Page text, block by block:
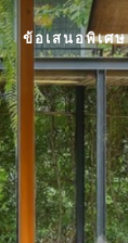
ข้อเสนอพิเศษ